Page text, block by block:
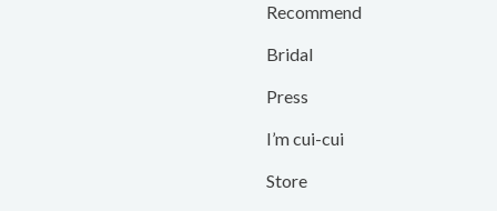
Recommend
Bridal
Press
I’m cui-cui
Store